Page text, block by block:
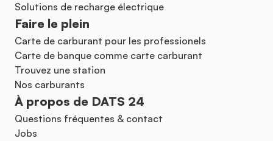
Solutions de recharge électrique
Faire le plein
Carte de carburant pour les professionels
Carte de banque comme carte carburant
Trouvez une station
Nos carburants
À propos de DATS 24
Questions fréquentes & contact
Jobs